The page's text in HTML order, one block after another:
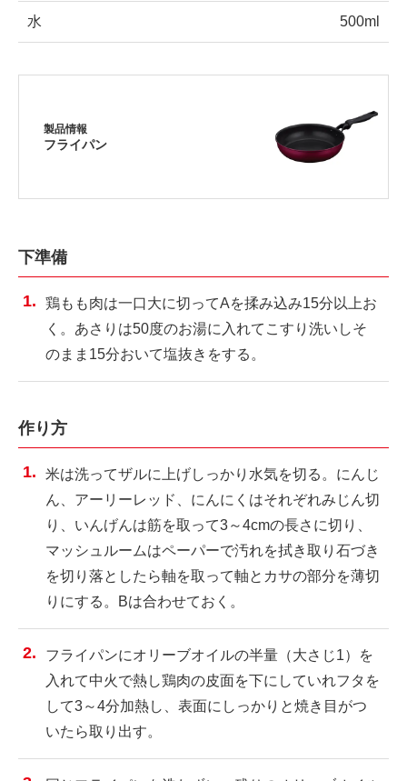
水 500ml
製品情報
フライパン
下準備
鶏もも肉は一口大に切ってAを揉み込み15分以上お
く。あさりは50度のお湯に入れてこすり洗いしそ
のまま15分おいて塩抜きをする。
作り方
米は洗ってザルに上げしっかり水気を切る。にんじ
ん、アーリーレッド、にんにくはそれぞれみじん切
り、いんげんは筋を取って3～4cmの長さに切り、
マッシュルームはペーパーで汚れを拭き取り石づき
を切り落としたら軸を取って軸とカサの部分を薄切
りにする。Bは合わせておく。
フライパンにオリーブオイルの半量（大さじ1）を
入れて中火で熱し鶏肉の皮面を下にしていれフタを
して3～4分加熱し、表面にしっかりと焼き目がつ
いたら取り出す。